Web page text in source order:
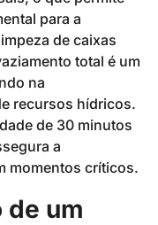
para a
de caixas
total é um
na
recursos hídricos.
de 30 minutos
a
momentos críticos.
de um